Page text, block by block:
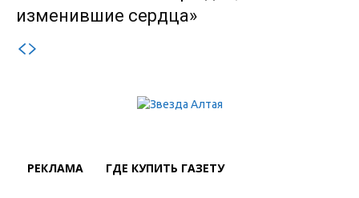
изменившие сердца»
РЕКЛАМА ГДЕ КУПИТЬ ГАЗЕТУ